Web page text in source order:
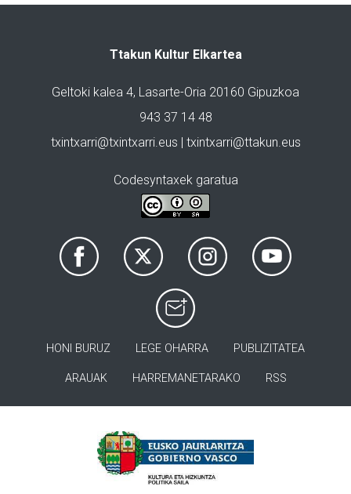
Ttakun Kultur Elkartea
Geltoki kalea 4, Lasarte-Oria 20160 Gipuzkoa
943 37 14 48
txintxarri@txintxarri.eus | txintxarri@ttakun.eus
Codesyntaxek garatua
HONI BURUZ LEGE OHARRA PUBLIZITATEA
ARAUAK HARREMANETARAKO RSS